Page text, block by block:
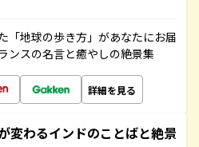
「地球の歩き方」があなたにお届
ンスの名言と癒やしの絶景集
詳細を見る
変わるインドのことばと絶景